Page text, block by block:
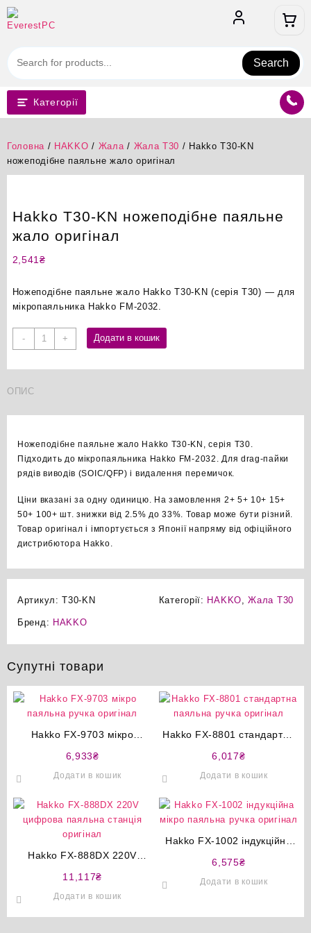
Перейти
до
Search
Категорії
Головна / HAKKO / Жала / Жала T30 / Hakko T30-KN
ножеподібне паяльне жало оригінал
Hakko T30-KN ножеподібне паяльне
жало оригінал
2,541 ₴
Ножеподібне паяльне жало Hakko T30-KN (серія T30) — для
мікропаяльника Hakko FM-2032.
-
Hakko
T30-
паяльне
+ Додати в кошик
ОПИС
Ножеподібне паяльне жало Hakko T30-KN, серія T30.
Підходить до мікропаяльника Hakko FM-2032. Для drag-пайки
рядів виводів (SOIC/QFP) і видалення перемичок.
Ціни вказані за одну одиницю. На замовлення 2+ 5+ 10+ 15+
50+ 100+ шт. знижки від 2.5% до 33%. Товар може бути різний.
Товар оригінал і імпортується з Японії напряму від офіційного
дистрибютора Hakko.
Артикул:T30-KN Категорії: HAKKO ,Жала T30
Бренд: HAKKO
Супутні товари
Hakko FX-9703 мікро
6,933₴
Додати в кошик
Hakko FX-8801 стандартна
6,017₴
Додати в кошик
Hakko FX-888DX 220V
оригінал
11,117₴
Додати в кошик
Hakko FX-1002 індукційна
оригінал
6,575₴
Додати в кошик